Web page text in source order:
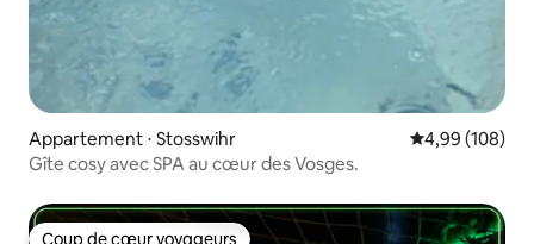
Appartement ⋅ Stosswihr Évaluation
4,99 (108)
Gîte cosy avec SPA au cœur des Vosges.